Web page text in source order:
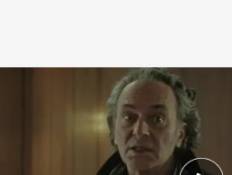
Vídeo: 'Entrevías', los domingos en 'BeMad'.
09 MAR 2022 - 12:34h.